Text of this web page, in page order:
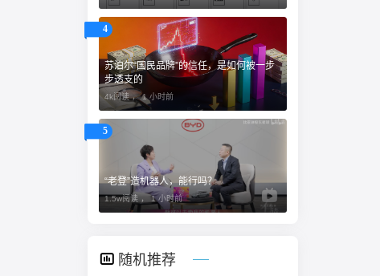
4
苏泊尔“国民品牌”的信任，是如何被一步
步透支的
4k阅读 ，1 小时前
5
“老登”造机器人，能行吗？
1.5w阅读 ，1 小时前
随机推荐